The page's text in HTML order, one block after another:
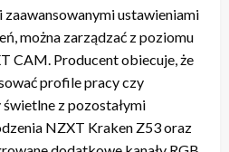
zaawansowanymi ustawieniami
można zarządzać z poziomu
CAM. Producent obiecuje, że
profile pracy czy
z pozostałymi
NZXT Kraken Z53 oraz